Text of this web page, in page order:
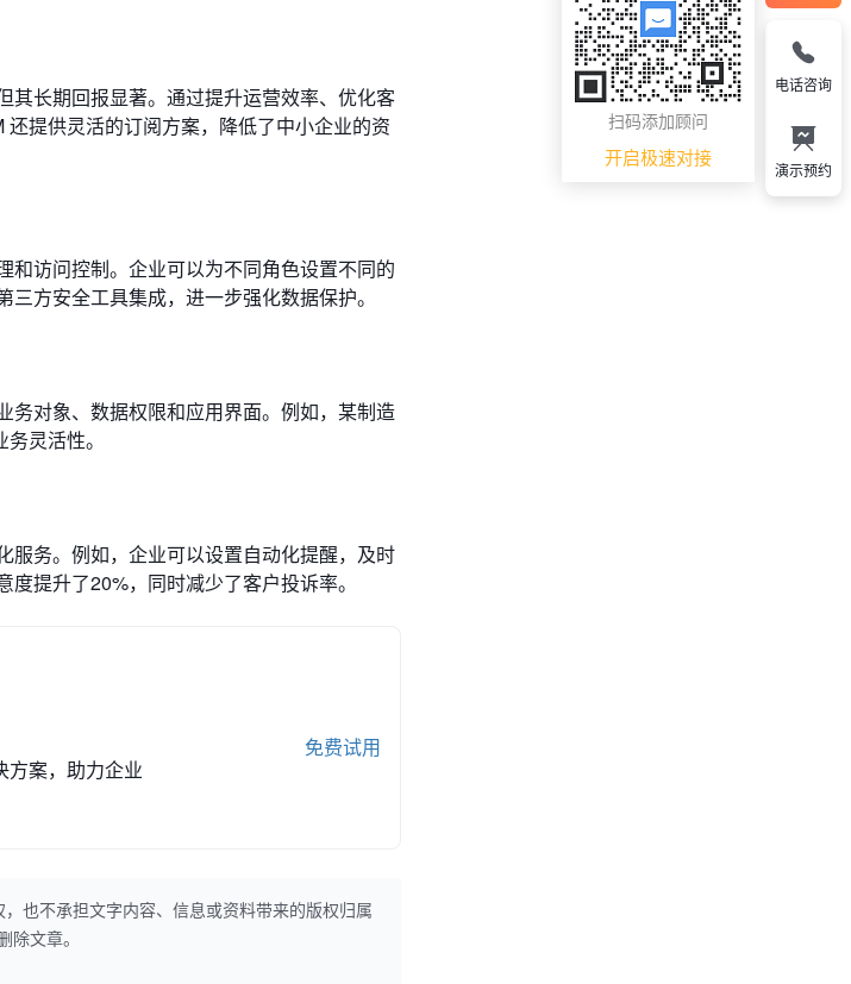
其长期回报显著。通过提升运营效率、优化客
提供灵活的订阅方案，降低了中小企业的资
访问控制。企业可以为不同角色设置不同的
方安全工具集成，进一步强化数据保护。
务对象、数据权限和应用界面。例如，某制造
灵活性。
服务。例如，企业可以设置自动化提醒，及时
提升了20%，同时减少了客户投诉率。
方案，助力企业
免费试用
也不承担文字内容、信息或资料带来的版权归属
除文章。
扫码添加顾问
开启极速对接
电话咨询
演示预约